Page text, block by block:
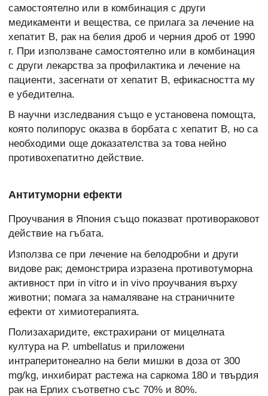
самостоятелно или в комбинация с други
медикаменти и вещества, се прилага за лечение на
хепатит В, рак на белия дроб и черния дроб от 1990
г. При използване самостоятелно или в комбинация
с други лекарства за профилактика и лечение на
пациенти, засегнати от хепатит В, ефикасността му
е убедителна.
В научни изследвания също е установена помощта,
която полипорус оказва в борбата с хепатит B, но са
необходими още доказателства за това нейно
противохепатитно действие.
Антитуморни ефекти
Проучвания в Япония също показват противораковот
действие на гъбата.
Използва се при лечение на белодробни и други
видове рак; демонстрира изразена противотуморна
активност при in vitro и in vivo проучвания върху
животни; помага за намаляване на страничните
ефекти от химиотерапията.
Полизахаридите, екстрахирани от мицелната
култура на P. umbellatus и приложени
интраперитонеално на бели мишки в доза от 300
mg/kg, инхибират растежа на саркома 180 и твърдия
рак на Ерлих съответно със 70% и 80%.